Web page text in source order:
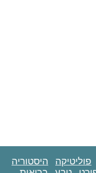
פוליטיקה
היסטוריה